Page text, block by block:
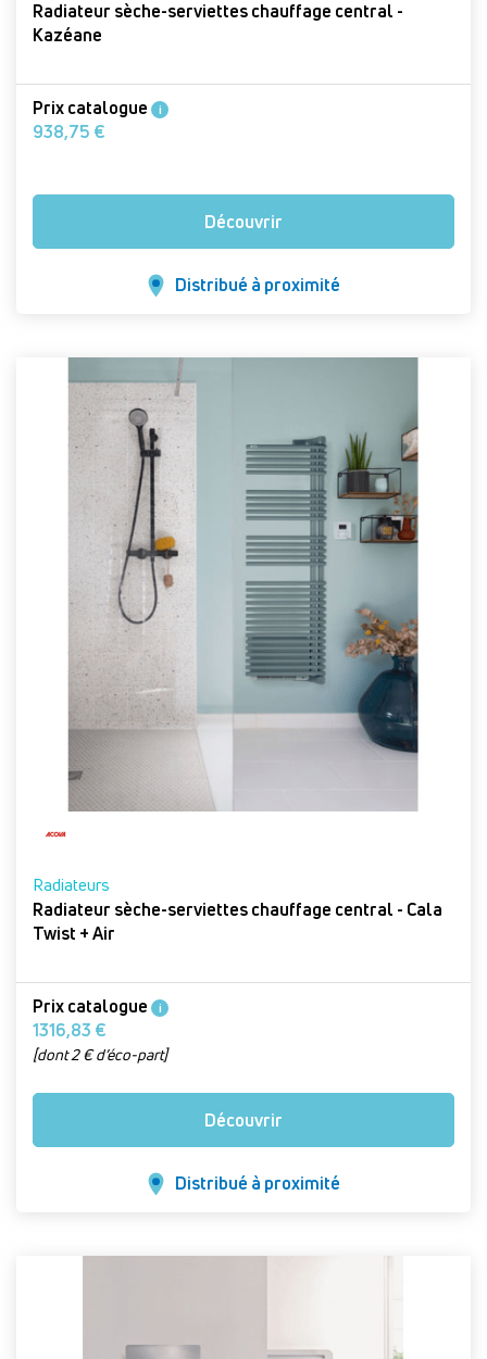
Radiateur sèche-serviettes chauffage central -
Kazéane
Prix catalogue i
938,75 €
Découvrir
Distribué à proximité
Radiateurs
Radiateur sèche-serviettes chauffage central - Cala
Twist + Air
Prix catalogue i
1316,83 €
[dont 2 € d’éco-part]
Découvrir
Distribué à proximité